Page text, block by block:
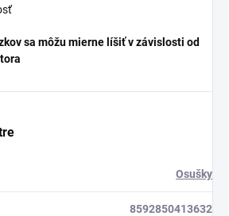
sa môžu mierne líšiť v závislosti od
Osušky
8592850413632